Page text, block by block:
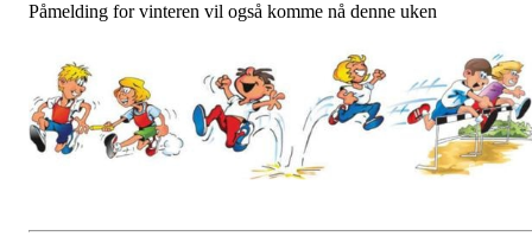
Påmelding for vinteren vil også komme nå denne uken